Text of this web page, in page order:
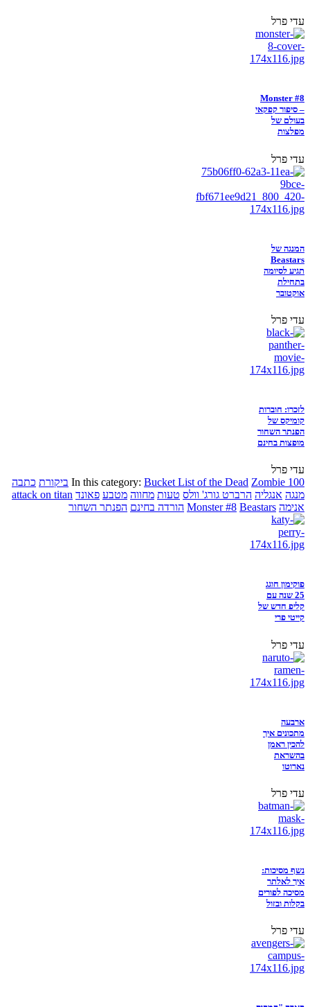
עדי פרל
Monster #8
– סיפור קפקאי
בעולם של
מפלצות
עדי פרל
המנגה של
Beastars
תגיע לסיומה
בתחילת
אוקטובר
עדי פרל
לזכרו: חוברות
קומיקס של
הפנתר השחור
מופצות בחינם
עדי פרל
In this category: Bucket List of the Dead Zombie 100 ביקורת כתבה
מנגה אנגליה הרברט גורג' וולס טעות מחווה מטבע פאונד attack on titan
אנימה
Monster #8 Beastars הורדה בחינם הפנתר השחור
פוקימון חוגג
25 שנה עם
קליפ חדש של
קייטי פרי
עדי פרל
ארבעה
מתכונים איך
להכין ראמן
בהשראת
נארוטו
עדי פרל
נשף מסיכות:
איך לאלתר
מסיכה לפורים
בקלות ובזול
עדי פרל